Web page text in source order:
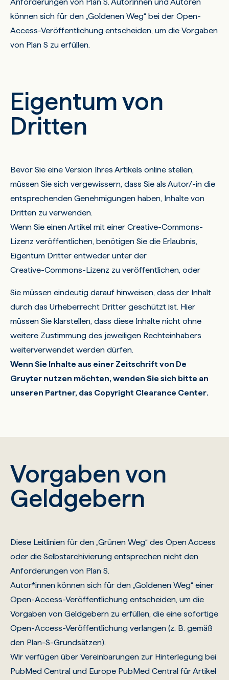
können sich für den „Goldenen Weg“ bei der Open-
Access-Veröffentlichung entscheiden, um die Vorgaben
von Plan S zu erfüllen.
Eigentum von
Dritten
Bevor Sie eine Version Ihres Artikels online stellen,
müssen Sie sich vergewissern, dass Sie als Autor/-in die
entsprechenden Genehmigungen haben, Inhalte von
Dritten zu verwenden.
Wenn Sie einen Artikel mit einer Creative-Commons-
Lizenz veröffentlichen, benötigen Sie die Erlaubnis,
Eigentum Dritter entweder unter der
Creative-Commons-Lizenz zu veröffentlichen, oder
Sie müssen eindeutig darauf hinweisen, dass der Inhalt
durch das Urheberrecht Dritter geschützt ist. Hier
müssen Sie klarstellen, dass diese Inhalte nicht ohne
weitere Zustimmung des jeweiligen Rechteinhabers
weiterverwendet werden dürfen.
Wenn Sie Inhalte aus einer Zeitschrift von De
Gruyter nutzen möchten, wenden Sie sich bitte an
unseren Partner, das Copyright Clearance Center.
Vorgaben von
Geldgebern
Diese Leitlinien für den „Grünen Weg“ des Open Access
oder die Selbstarchivierung entsprechen nicht den
Anforderungen von Plan S.
Autor*innen können sich für den „Goldenen Weg“ einer
Open-Access-Veröffentlichung entscheiden, um die
Vorgaben von Geldgebern zu erfüllen, die eine sofortige
Open-Access-Veröffentlichung verlangen (z. B. gemäß
den Plan-S-Grundsätzen).
Wir verfügen über Vereinbarungen zur Hinterlegung bei
PubMed Centralund Europe PubMed Central für Artikel